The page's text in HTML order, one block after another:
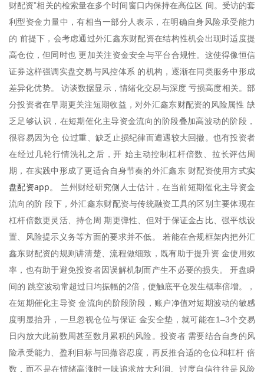
财配资”相关的检索量在多个时间窗口内保持在高位区 间。受访的套
利型资金力量中，有相当一部分人表示，在明确自身风险承受能力
的 前提下，会考虑通过外汇鑫东财配资在结构性机会出现时适度提
高仓位，但同时也 更加关注资金安全与平台合规性。这使得像恒信
证券这样强调实盘交易与风控体系 的机构，逐渐在同类服务中形成
差异化优势。 访谈数据显示，情绪化交易与深度 亏损高度相关。部
分投资者在早期更关注短期收益，对外汇鑫东财配资的风险属性 缺
乏足够认识，在短期催化主导资金流向的阶段叠加高波动的阶段，
很容易因为仓 位过重、缺乏止损纪律而遭遇较大回撤。也有投资者
在经过几轮行情洗礼之后，开 始主动控制杠杆倍数、拉长评估周
期，在实践中形成了更适合自身节奏的外汇鑫东 财配资使用方式实
盘配资app。 兰州财经研究侧人士估计，在当前短期催化主导资金
流向的阶 段下，外汇鑫东财配资与传统融资工具的区别主要体现在
杠杆倍数更灵活、持仓周 期更弹性、但对于保证金占比、强平线设
置、风险提示义务等方面的要求并不低。 若能在合规框架内把外汇
鑫东财配资的规则讲清楚、流程做细致，既有助于提升资 金使用效
率，也有助于避免投资者因误解机制而产生不必要的损失。 开盘瞬
间的 跳空波动常超过日均振幅的2倍，使触底平仓发生概率倍增。，
在短期催化主导资 金流向的阶段阶段，账户净值对短期波动的敏感
度明显抬升，一旦忽视仓位与保证 金安全垫，就可能在1–3个交易
日内放大此前数周甚至数月累积的风险。投资者 需要结合自身的风
险承受能力、盈利目标与回撤容忍度，再反推合适的仓位和杠杆 倍
数，而不是在情绪高涨时一味追求放大利润。过度自信往往是风险